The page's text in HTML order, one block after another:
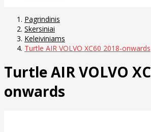
Pagrindinis
Skersiniai
Keleiviniams
Turtle AIR VOLVO XC60 2018-onwards
Turtle AIR VOLVO
onwards